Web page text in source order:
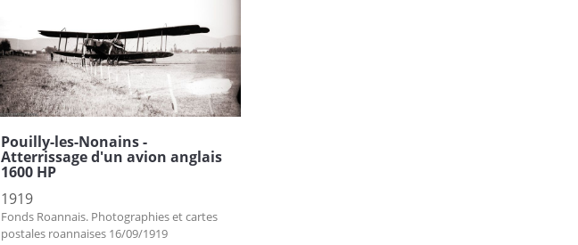
Pouilly-les-Nonains -
Atterrissage d'un avion anglais
1600 HP
1919
Fonds Roannais. Photographies et cartes
postales roannaises 16/09/1919